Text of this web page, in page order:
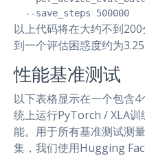
  --save_steps 500000
以上代码将在大约不到
到一个评估困惑度约为3.25
性能基准测试
以下表格显示在一个包含
统上运行PyTorch / XLA
能。用于所有基准测试测
集，我们使用Hugging